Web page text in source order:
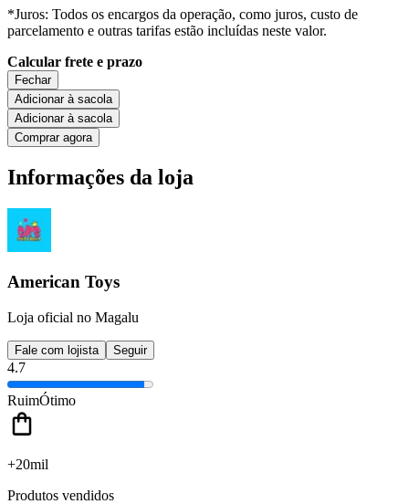
*Juros: Todos os encargos da operação, como juros, custo de
parcelamento e outras tarifas estão incluídas neste valor.
Calcular frete e prazo
Fechar
Adicionar à sacola
Adicionar à sacola
Comprar agora
Informações da loja
American Toys
Loja oficial no Magalu
Fale com lojista Seguir
4.7
RuimÓtimo
+20mil
Produtos vendidos